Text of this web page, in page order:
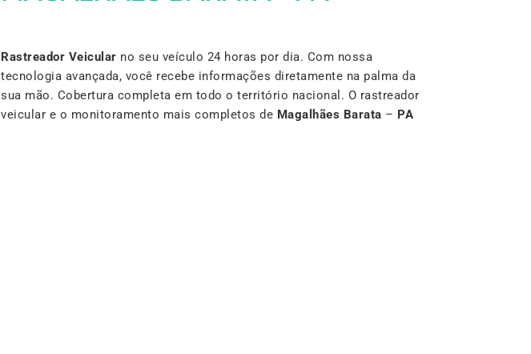
Rastreador Veicular no seu veículo 24 horas por dia. Com nossa
tecnologia avançada, você recebe informações diretamente na palma da
sua mão. Cobertura completa em todo o território nacional. O rastreador
veicular e o monitoramento mais completos de Magalhães Barata – PA